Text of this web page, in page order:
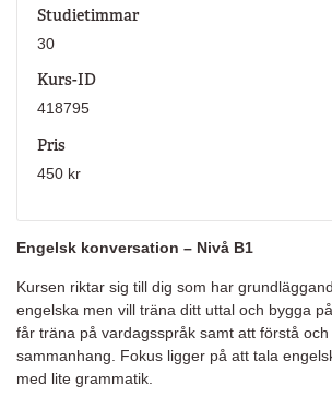
Engelsk konversation – Nivå B1
Kursen riktar sig till dig som har
engelska men vill träna ditt uttal och bygga
får träna på vardagsspråk samt att förstå
sammanhang. Fokus ligger på att tala
med lite grammatik.
Studietimmar
30
Kurs-ID
418795
Pris
450 kr